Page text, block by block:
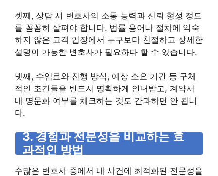
셋째, 상담 시 변호사의 소통 능력과 신뢰 형성 정도
를 꼼꼼히 살펴야 합니다. 법률 용어나 절차에 익숙
하지 않은 고객 입장에서 누구보다 친절하고 상세한
설명이 가능한 변호사가 필요하다 할 수 있습니다.
넷째, 수임료와 진행 방식, 예상 소요 기간 등 구체
적인 조건들을 반드시 명확하게 안내받고, 계약서
내 명문화 여부를 체크하는 것도 간과하면 안 됩니
다.
3. 경험과 전문성을 비교하는 효
과적인 방법
수많은 변호사 중에서 내 사건에 최적화된 전문성을